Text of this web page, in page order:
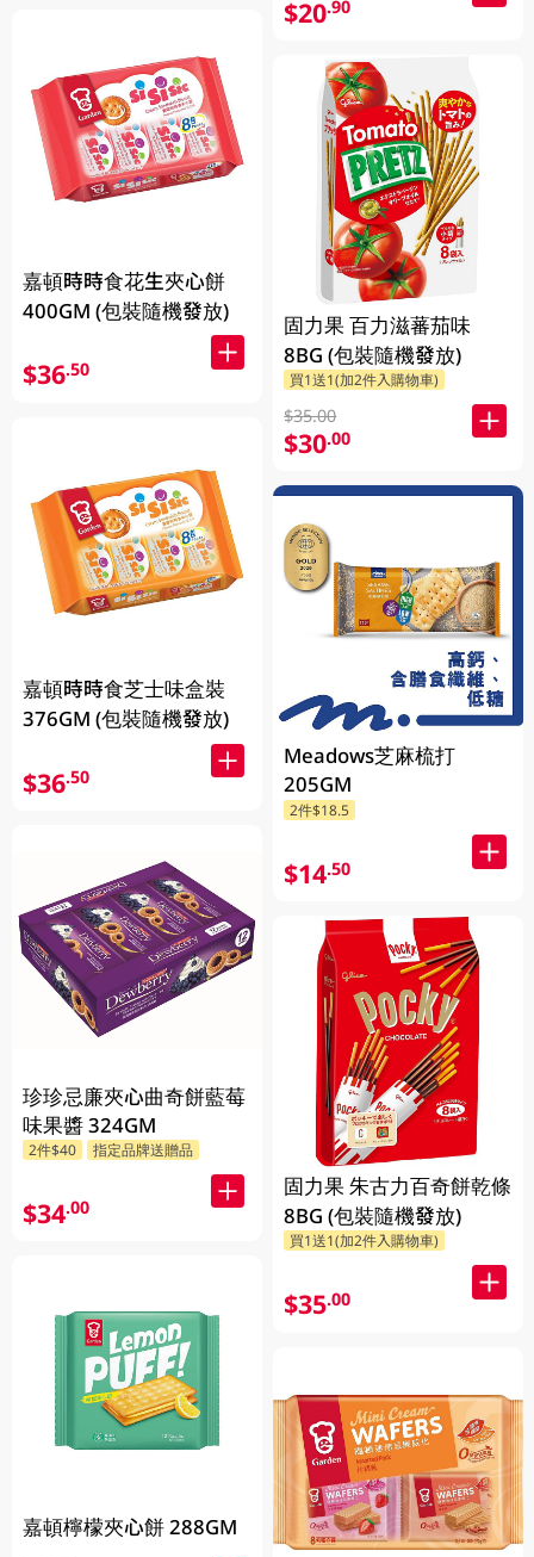
嘉頓時時食花生夾心餅
400GM (包裝隨機發放)
$36.50
嘉頓時時食芝士味盒裝
376GM (包裝隨機發放)
$36.50
珍珍忌廉夾心曲奇餅藍莓
味果醬 324GM
2件$40 指定品牌送贈品
$34.00
嘉頓檸檬夾心餅 288GM
$20.90
固力果 百力滋蕃茄味
8BG (包裝隨機發放)
買1送1(加2件入購物車)
$35.00
$30.00
Meadows芝麻梳打
205GM
2件$18.5
$14.50
固力果 朱古力百奇餅乾條
8BG (包裝隨機發放)
買1送1(加2件入購物車)
$35.00